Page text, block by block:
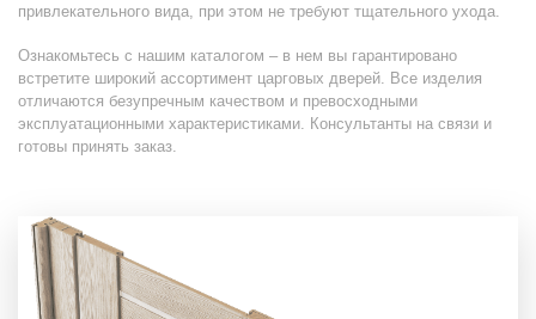
привлекательного вида, при этом не требуют тщательного ухода.
Ознакомьтесь с нашим каталогом – в нем вы гарантировано
встретите широкий ассортимент царговых дверей. Все изделия
отличаются безупречным качеством и превосходными
эксплуатационными характеристиками. Консультанты на связи и
готовы принять заказ.